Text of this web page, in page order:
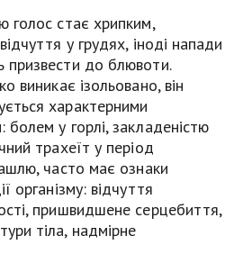
голос стає хрипким,
у грудях, іноді напади
призвести до блювоти.
виникає ізольовано, він
характерними
у горлі, закладеністю
трахеїт у період
часто має ознаки
організму: відчуття
пришвидшене серцебиття,
тіла, надмірне